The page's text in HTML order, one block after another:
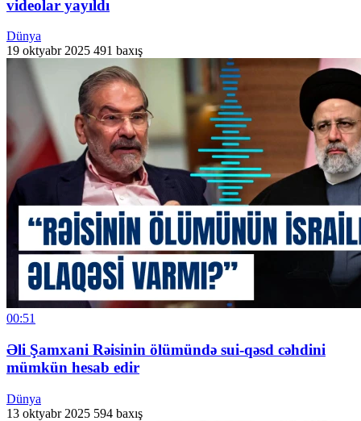
videolar yayıldı
Dünya
19 oktyabr 2025 491 baxış
00:51
Əli Şamxani Rəisinin ölümündə sui-qəsd cəhdini
mümkün hesab edir
Dünya
13 oktyabr 2025 594 baxış